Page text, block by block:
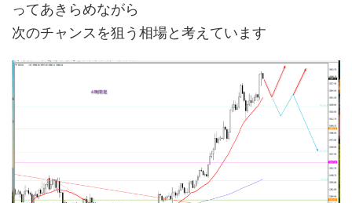
ってあきらめながら
次のチャンスを狙う相場と考えています